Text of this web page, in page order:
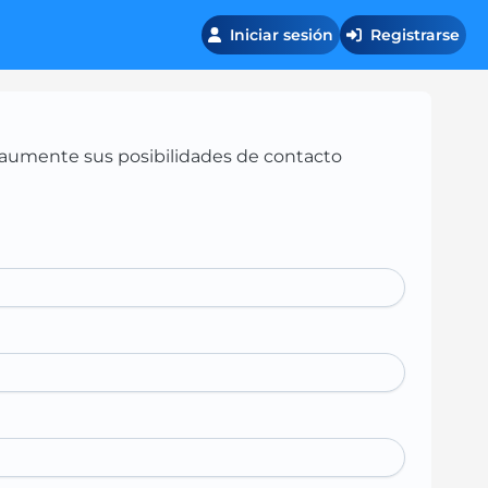
Iniciar sesión Registrarse
sus posibilidades de contacto